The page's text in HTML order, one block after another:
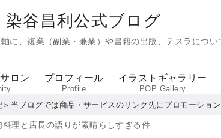
染谷昌利公式ブログ
に、複業（副業・兼業）や書籍の出版、テスラについ
ロン プロフィール
Profile
イラストギャラリー
POP Gallery
＞当ブログでは商品・サービスのリンク先にプロモーショ
理と店長の語りが素晴らしすぎる件